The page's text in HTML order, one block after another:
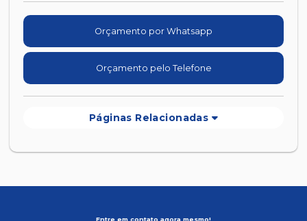
Orçamento por Whatsapp
Orçamento pelo Telefone
Páginas Relacionadas
Entre em contato agora mesmo!